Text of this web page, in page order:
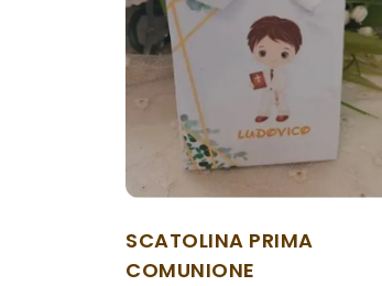
SCATOLINA PRIMA
COMUNIONE